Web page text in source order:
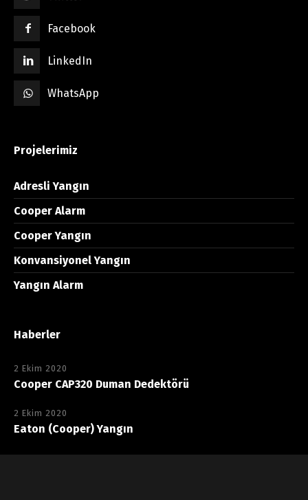
Facebook
LinkedIn
WhatsApp
Projelerimiz
Adresli Yangın
Cooper Alarm
Cooper Yangın
Konvansiyonel Yangın
Yangın Alarm
Haberler
2 Ekim 2020
Cooper CAP320 Duman Dedektörü
2 Ekim 2020
Eaton (Cooper) Yangın